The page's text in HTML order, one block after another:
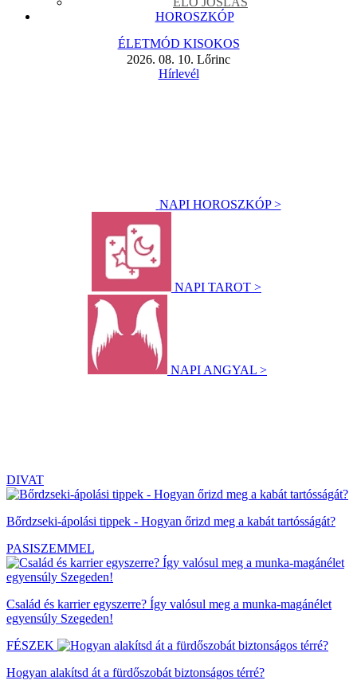
HOROSZKÓP
ÉLETMÓD KISOKOS
2026. 08. 10. Lőrinc
Hírlevél
NAPI HOROSZKÓP >
NAPI TAROT >
NAPI ANGYAL >
DIVAT
Bőrdzseki-ápolási tippek - Hogyan őrizd meg a kabát tartósságát?
PASISZEMMEL
Család és karrier egyszerre? Így valósul meg a munka-magánélet
egyensúly Szegeden!
FÉSZEK
Hogyan alakítsd át a fürdőszobát biztonságos térré?